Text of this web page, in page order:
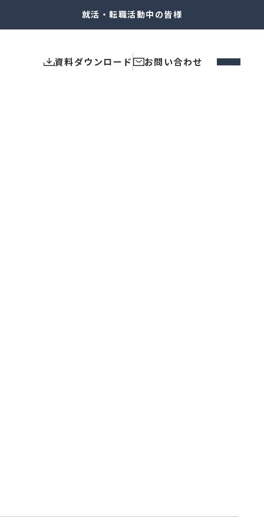
就活・転職活動中の皆様
資料ダウンロード お問い合わせ